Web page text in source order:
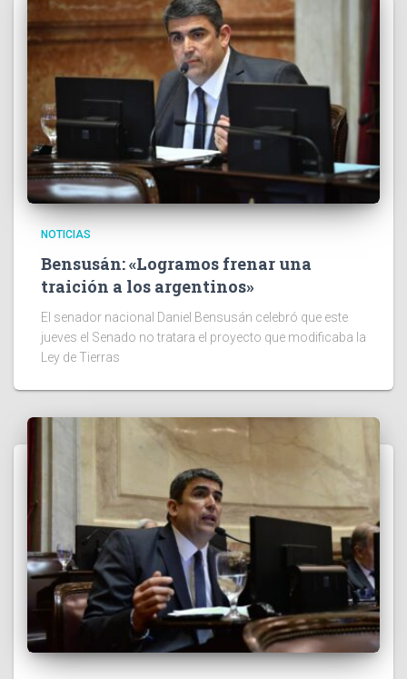
NOTICIAS
Bensusán: «Logramos frenar una
traición a los argentinos»
El senador nacional Daniel Bensusán celebró que este
jueves el Senado no tratara el proyecto que modificaba la
Ley de Tierras